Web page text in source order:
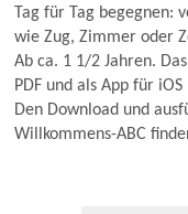
Tag für Tag begegnen:
wie Zug, Zimmer oder
Ab ca. 1 1/2 Jahren.
PDF und als App für
Den Download und
Willkommens-ABC